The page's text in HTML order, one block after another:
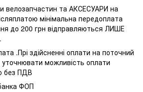
велозапчастин та АКСЕСУАРИ на
мінімальна передоплата
до 200 грн відправляються ЛИШЕ
.Прі здійсненні оплати на поточний
уточнювати можливість оплати
без ПДВ
ФОП